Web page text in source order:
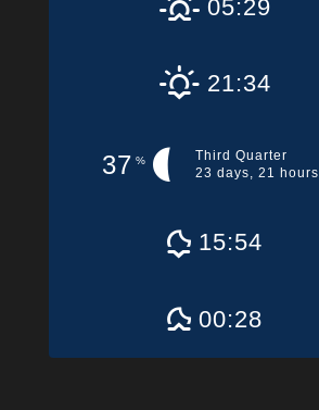
05:29
21:34
37 %
Third Quarter
23 days, 21 hours
15:54
00:28